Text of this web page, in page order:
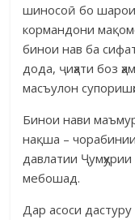
шиносоӣ бо
кормандони
бинои нав ба
дода, ҷиҳати боз
масъулон
Бинои нави
нақша –
давлатии
мебошад.
Дар асоси дастуру